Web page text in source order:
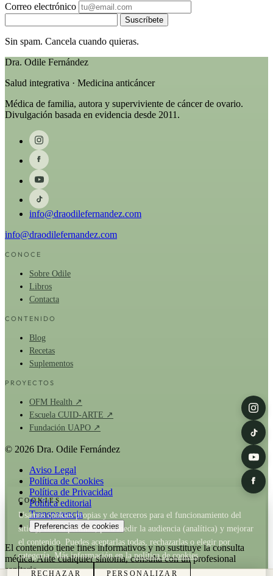
Correo electrónico
Suscríbete
Sin spam. Cancela cuando quieras.
Dra. Odile Fernández
Salud integrativa · Medicina anticáncer
Médica de familia, autora y superviviente de cáncer de ovario.
Divulgación basada en evidencia desde 2011.
info@draodilefernandez.com
info@draodilefernandez.com
CONOCE
Sobre Odile
Libros
Contacta
CONTENIDO
Blog
Recetas
Suplementos
PROYECTOS
OFM Health ↗
Escuela CUID-ARTE ↗
Fundación UAPO ↗
© 2026 Dra. Odile Fernández
Aviso Legal
Política de Cookies
Política de Privacidad
Política editorial
Transparencia
Preferencias de cookies
El contenido tiene fines informativos y no sustituye la consulta
médica. Ante cualquier síntoma, consulta con un profesional
sanitario.
COOKIES
Usamos cookies propias y de terceros para el funcionamiento del
sitio y, con tu permiso, para medir la audiencia (analítica) y mejorar
el contenido. Puedes aceptarlas todas, rechazarlas o elegir por
categoría. Más información en lapolítica de cookies.
RECHAZAR PERSONALIZAR